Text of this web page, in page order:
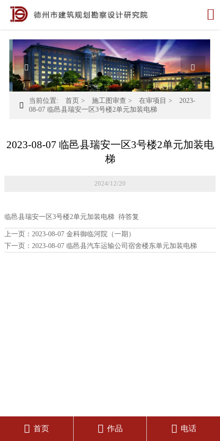

 

当前位置: 首页 > 施工图审查 > 在审项目 >
2023-
08-07 临邑县瑞安一区3号楼2单元加装电梯
2023-08-07 临邑县瑞安一区3号楼2单元加装电
梯
2024/12/20
临邑县瑞安一区3号楼2单元加装电梯 待答复
上一页： 2023-08-07 金科御临河院（一期）
下一页： 2023-08-07 临邑县汽车运输公司宿舍楼东单元加装电梯
 首页  作品  电话